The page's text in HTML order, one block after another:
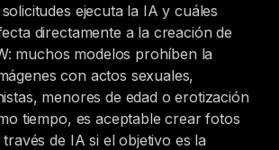
ejecuta la IA y cuáles
directamente a la creación de
muchos modelos prohíben la
con actos sexuales,
menores de edad o erotización
tiempo, es aceptable crear fotos
de IA si el objetivo es la